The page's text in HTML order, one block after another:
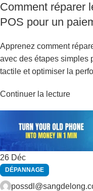
Comment réparer
POS pour un
Apprenez comment
avec des étapes simples
tactile et optimiser la
Continuer la lecture
26 Déc
DÉPANNAGE